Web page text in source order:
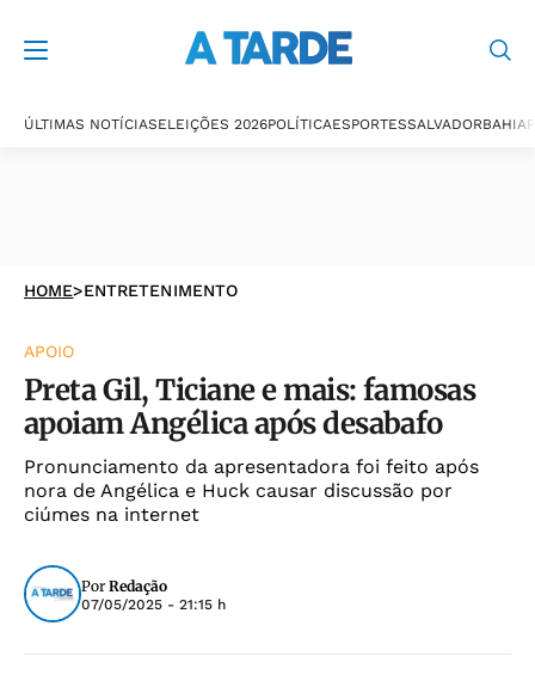
ÚLTIMAS NOTÍCIASELEIÇÕES 2026POLÍTICAESPORTESSALVADORBAHIA
HOME>ENTRETENIMENTO
APOIO
Preta Gil, Ticiane e mais: famosas
apoiam Angélica após desabafo
Pronunciamento da apresentadora foi feito após
nora de Angélica e Huck causar discussão por
ciúmes na internet
Por Redação
07/05/2025 - 21:15 h